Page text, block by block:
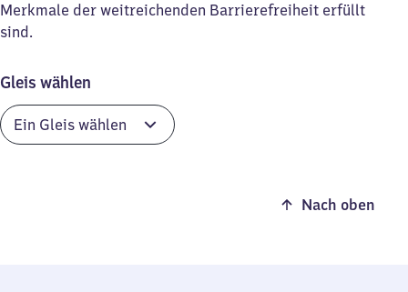
Merkmale der weitreichenden Barrierefreiheit erfüllt
sind.
Gleis wählen
Nach oben